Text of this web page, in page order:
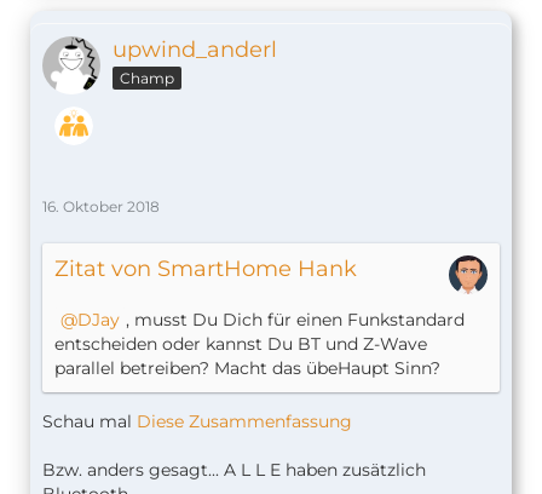
zufrieden.
Ein Grund warum z-wave, dass ich auf die Auto-
iPhone oder die Watch bedienen zu müssen.
upwind_anderl
Champ
16. Oktober 2018
Zitat von SmartHome Hank
DJay , musst Du Dich für einen Funkstandard
entscheiden oder kannst Du BT und Z-Wave
parallel betreiben? Macht das übeHaupt Sinn?
Schau mal Diese Zusammenfassung
Bzw. anders gesagt... A L L E haben zusätzlich